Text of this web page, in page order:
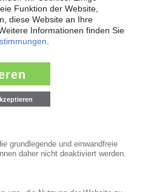
noch hinterher
05.08.2021